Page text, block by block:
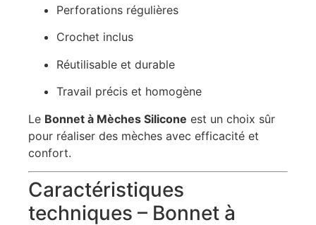
Perforations régulières
Crochet inclus
Réutilisable et durable
Travail précis et homogène
Le Bonnet à Mèches Silicone est un choix sûr
pour réaliser des mèches avec efficacité et
confort.
Caractéristiques
techniques – Bonnet à